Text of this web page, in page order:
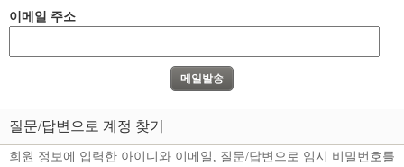
이메일 주소
질문/답변으로 계정 찾기
회원 정보에 입력한 아이디와 이메일, 질문/답변으로 임시 비밀번호를